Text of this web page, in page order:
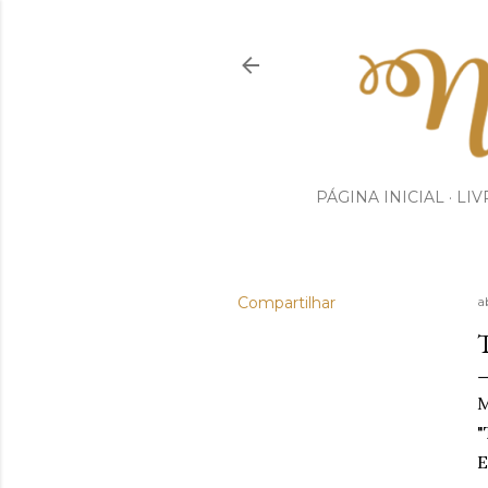
PÁGINA INICIAL
Compartilhar